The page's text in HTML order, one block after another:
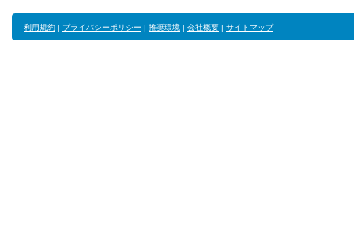
利用規約 | プライバシーポリシー | 推奨環境 | 会社概要 | サイトマップ